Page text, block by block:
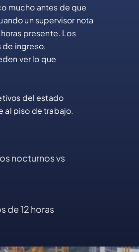
mucho antes de que
un supervisor nota
presente. Los
ingreso,
ver lo que
del estado
al piso de trabajo.
nocturnos vs
de 12 horas